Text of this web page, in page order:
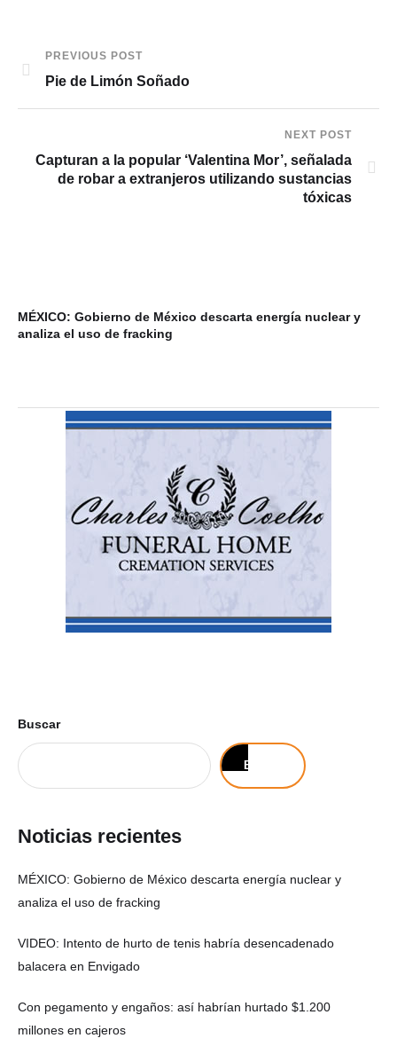
PREVIOUS POST
Pie de Limón Soñado
NEXT POST
Capturan a la popular ‘Valentina Mor’, señalada
de robar a extranjeros utilizando sustancias
tóxicas
MÉXICO: Gobierno de México descarta energía nuclear y
analiza el uso de fracking
Buscar
Buscar
Noticias recientes
MÉXICO: Gobierno de México descarta energía nuclear y
analiza el uso de fracking
VIDEO: Intento de hurto de tenis habría desencadenado
balacera en Envigado
Con pegamento y engaños: así habrían hurtado $1.200
millones en cajeros